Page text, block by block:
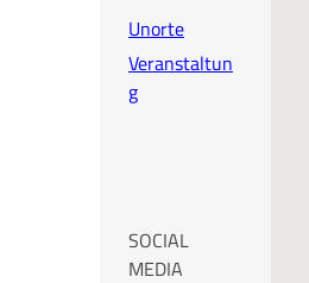
Unorte
Veranstaltun
g
SOCIAL
MEDIA